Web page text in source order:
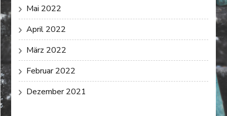
Mai 2022
April 2022
März 2022
Februar 2022
Dezember 2021